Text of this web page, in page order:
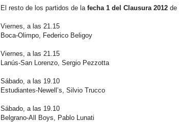
El resto de los partidos de la fecha 1 del Clausura 2012 de
Viernes, a las 21.15
Boca-Olimpo, Federico Beligoy
Viernes, a las 21.15
Lanús-San Lorenzo, Sergio Pezzotta
Sábado, a las 19.10
Estudiantes-Newell’s, Silvio Trucco
Sábado, a las 19.10
Belgrano-All Boys, Pablo Lunati